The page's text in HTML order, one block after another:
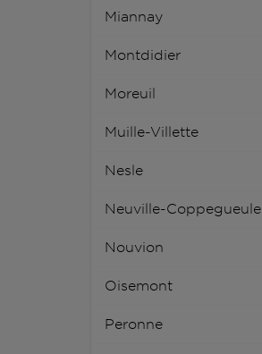
Miannay
Montdidier
Moreuil
Muille-Villette
Nesle
Neuville-Coppegueule
Nouvion
Oisemont
Peronne